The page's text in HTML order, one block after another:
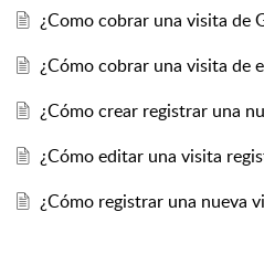
¿Como cobrar una visita de
¿Cómo cobrar una visita de
¿Cómo crear registrar una
¿Cómo editar una visita
¿Cómo registrar una nueva